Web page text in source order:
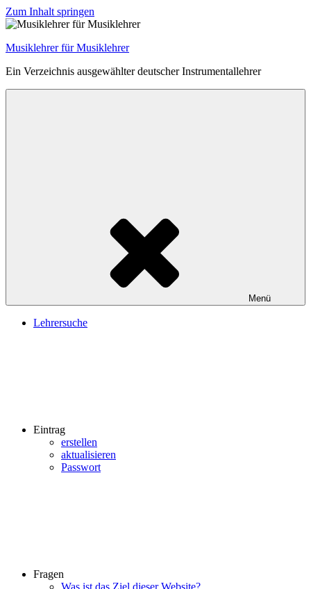
Zum Inhalt springen
Musiklehrer für Musiklehrer
Ein Verzeichnis ausgewählter deutscher Instrumentallehrer
Menü
Lehrersuche
Eintrag
erstellen
aktualisieren
Passwort
Fragen
Was ist das Ziel dieser Website?